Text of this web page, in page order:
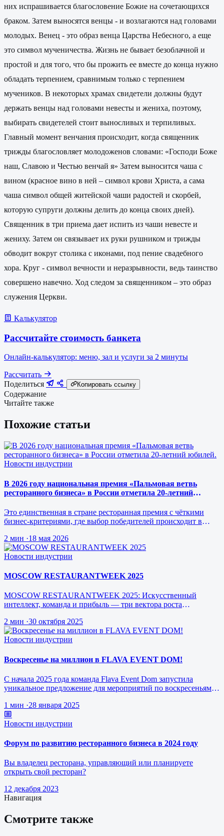
них испрашивается благословение Божие на сочетающихся
браком. Затем выносятся венцы - и возлагаются над головами
молодых. Венец - это образ венца Царства Небесного, а еще
это символ мученичества. Жизнь не бывает безоблачной и
простой и для того, что бы прожить ее вместе до конца нужно
обладать терпением, сравнимым только с терпением
мучеников. В некоторых храмах свидетели должны будут
держать венцы над головами невесты и жениха, поэтому,
выбирать свидетелей стоит выносливых и терпиливых.
Главный момент венчания происходит, когда священник
трижды благословляет молодоженов словами: «Господи Боже
наш, Славою и Честью венчай я» Затем выносится чаша с
вином (красное вино в ней – символ крови Христа, а сама
чаша символ общей житейской чаши радостей и скорбей,
которую супруги должны делить до конца своих дней).
Священник в три приема дает испить из чаши невесте и
жениху. Затем он связывает их руки рушником и трижды
обводит вокруг столика с иконами, под пение свадебного
хора. Круг - символ вечности и неразрывности, ведь таинство
совершено навечно. Ход следом за священником – это образ
служения Церкви.
Калькулятор
Рассчитайте стоимость банкета
Онлайн-калькулятор: меню, зал и услуги за 2 минуты
Рассчитать
Поделиться
Копировать ссылку
Содержание
Читайте также
Похожие статьи
Новости индустрии
В 2026 году национальная премия «Пальмовая ветвь
ресторанного бизнеса» в России отметила 20-летний
Это единственная в стране ресторанная премия с чёткими
бизнес-критериями, где выбор победителей происходит в
2 мин ·18 мая 2026
Новости индустрии
MOSCOW RESTAURANTWEEK 2025
MOSCOW RESTAURANTWEEK 2025: Искусственный
интеллект, команда и прибыль — три вектора роста
2 мин ·30 октября 2025
Новости индустрии
Воскресенье на миллион в FLAVA EVENT DOM!
С начала 2025 года команда Flava Event Dom запустила
уникальное предложение для мероприятий по воскресеньям за
1 мин ·28 января 2025
Новости индустрии
Форум по развитию ресторанного бизнеса в 2024 году
Вы владелец ресторана, управляющий или планируете
открыть свой ресторан?
12 декабря 2023
Навигация
Смотрите также